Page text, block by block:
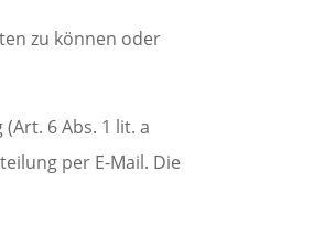
zu können oder
6 Abs. 1 lit. a
per E-Mail. Die